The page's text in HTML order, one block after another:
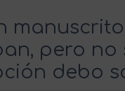
pero no
debo